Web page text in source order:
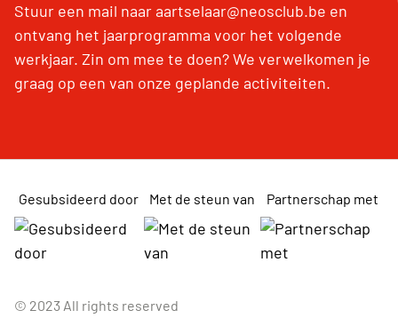
Stuur een mail naar aartselaar@neosclub.be en
ontvang het jaarprogramma voor het volgende
werkjaar. Zin om mee te doen? We verwelkomen je
graag op een van onze geplande activiteiten.
Gesubsideerd door Met de steun van Partnerschap met
© 2023 All rights reserved